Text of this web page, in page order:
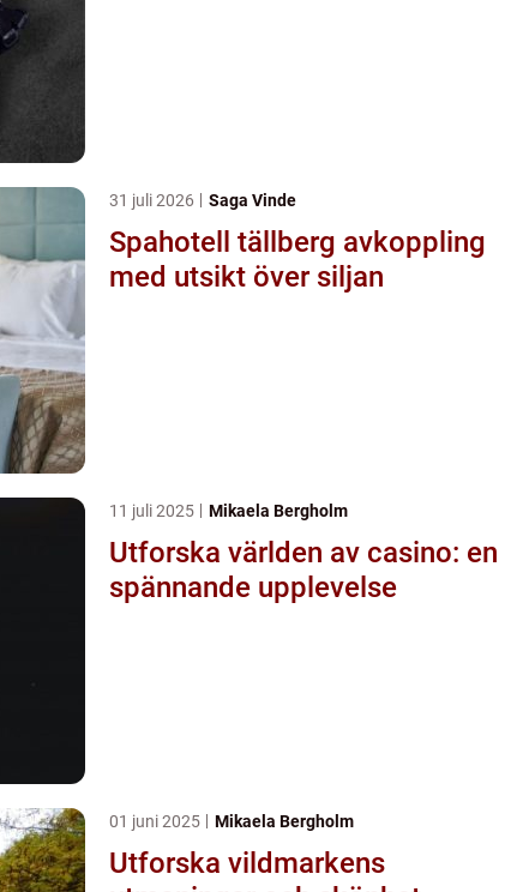
31 juli 2026 Saga Vinde
Spahotell tällberg avkoppling
med utsikt över siljan
11 juli 2025 Mikaela Bergholm
Utforska världen av casino: en
spännande upplevelse
01 juni 2025 Mikaela Bergholm
Utforska vildmarkens